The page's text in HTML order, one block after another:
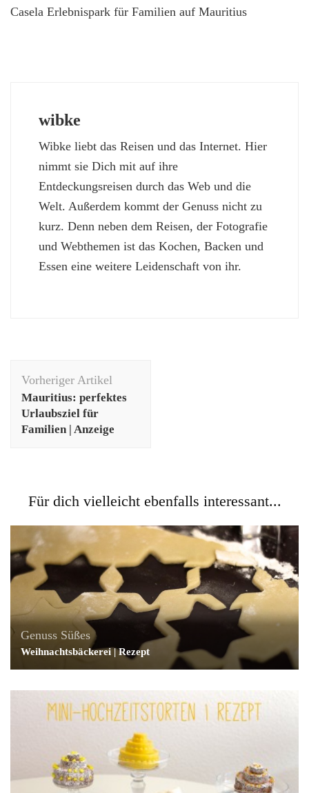
Casela Erlebnispark für Familien auf Mauritius
wibke
Wibke liebt das Reisen und das Internet. Hier
nimmt sie Dich mit auf ihre
Entdeckungsreisen durch das Web und die
Welt. Außerdem kommt der Genuss nicht zu
kurz. Denn neben dem Reisen, der Fotografie
und Webthemen ist das Kochen, Backen und
Essen eine weitere Leidenschaft von ihr.
Vorheriger Artikel
Mauritius: perfektes
Urlaubsziel für
Familien | Anzeige
Für dich vielleicht ebenfalls interessant...
Genuss Süßes
Weihnachtsbäckerei | Rezept